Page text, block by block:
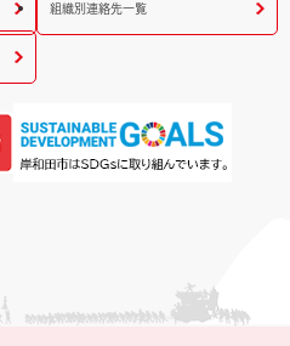
組織別連絡先一覧